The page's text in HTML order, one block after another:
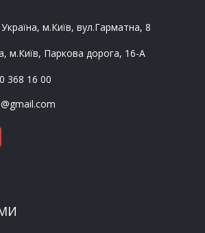
м.Київ, вул.Гарматна, 8
м.Київ, Паркова дорога, 16-А
368 16 00